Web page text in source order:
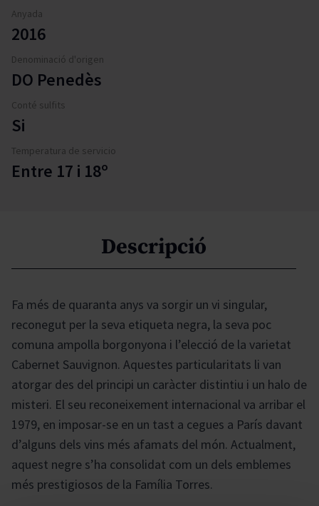
Anyada
2016
Denominació d'origen
DO Penedès
Conté sulfits
Si
Temperatura de servicio
Entre 17 i 18º
Descripció
Fa més de quaranta anys va sorgir un vi singular,
reconegut per la seva etiqueta negra, la seva poc
comuna ampolla borgonyona i l’elecció de la varietat
Cabernet Sauvignon. Aquestes particularitats li van
atorgar des del principi un caràcter distintiu i un halo de
misteri. El seu reconeixement internacional va arribar el
1979, en imposar-se en un tast a cegues a París davant
d’alguns dels vins més afamats del món. Actualment,
aquest negre s’ha consolidat com un dels emblemes
més prestigiosos de la Família Torres.